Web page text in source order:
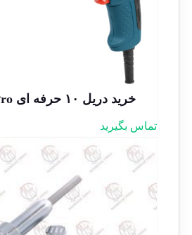
خرید دریل ۱۰ حرفه ای ATPro
تماس بگیرید